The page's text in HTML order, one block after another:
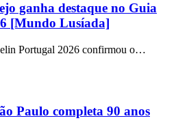
ganha destaque no Guia
[Mundo Lusíada]
Portugal 2026 confirmou o…
Paulo completa 90 anos